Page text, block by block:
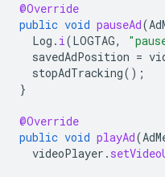
@Override
public void pauseAd
Log.i(LOGTAG,
savedAdPosition
=
stopAdTracking
@Override
public void playAd(
videoPlayer.